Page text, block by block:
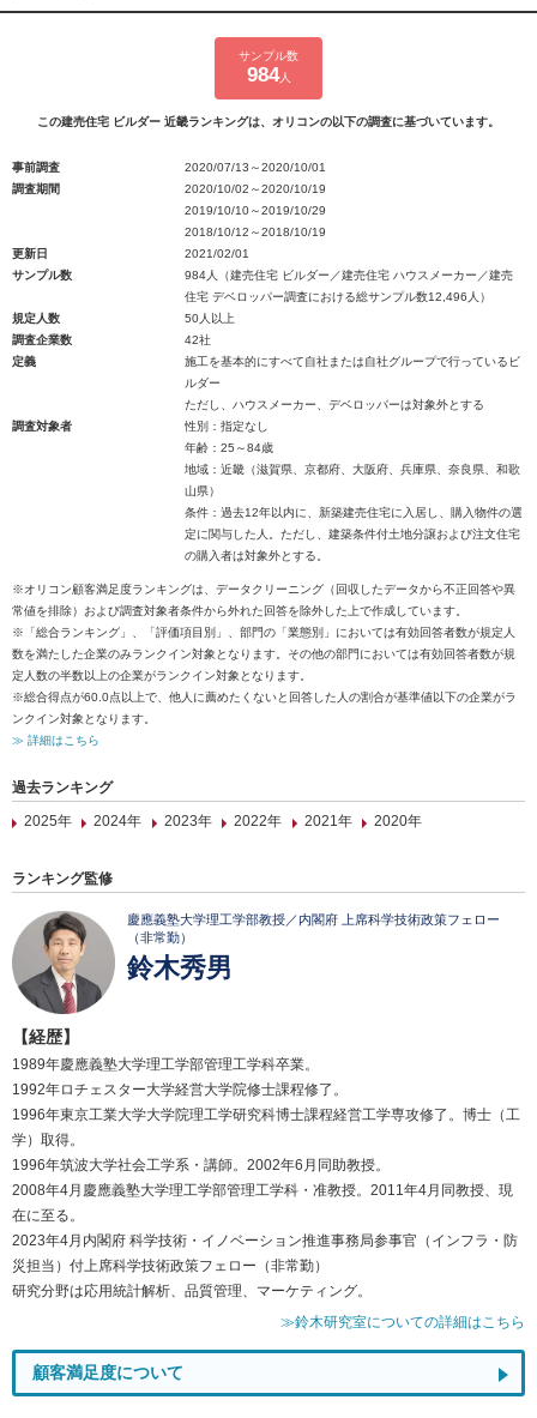
サンプル数
984人
この建売住宅 ビルダー 近畿ランキングは、オリコンの以下の調査に基づいています。
事前調査
2020/07/13～2020/10/01
調査期間
2020/10/02～2020/10/19
2019/10/10～2019/10/29
2018/10/12～2018/10/19
更新日
2021/02/01
サンプル数
984人（建売住宅 ビルダー／建売住宅 ハウスメーカー／建売
住宅 デベロッパー調査における総サンプル数12,496人）
規定人数
50人以上
調査企業数
42社
定義
施工を基本的にすべて自社または自社グループで行っているビ
ルダー
ただし、ハウスメーカー、デベロッパーは対象外とする
調査対象者
性別：指定なし
年齢：25～84歳
地域：近畿（滋賀県、京都府、大阪府、兵庫県、奈良県、和歌
山県）
条件：過去12年以内に、新築建売住宅に入居し、購入物件の選
定に関与した人。ただし、建築条件付土地分譲および注文住宅
の購入者は対象外とする。
※オリコン顧客満足度ランキングは、データクリーニング（回収したデータから不正回答や異
常値を排除）および調査対象者条件から外れた回答を除外した上で作成しています。
※「総合ランキング」、「評価項目別」、部門の「業態別」においては有効回答者数が規定人
数を満たした企業のみランクイン対象となります。その他の部門においては有効回答者数が規
定人数の半数以上の企業がランクイン対象となります。
※総合得点が60.0点以上で、他人に薦めたくないと回答した人の割合が基準値以下の企業がラ
ンクイン対象となります。
≫ 詳細はこちら
過去ランキング
2025年
2024年 2023年 2022年 2021年 2020年
ランキング監修
慶應義塾大学理工学部教授／内閣府 上席科学技術政策フェロー
（非常勤）
鈴木秀男
【経歴】
1989年慶應義塾大学理工学部管理工学科卒業。
1992年ロチェスター大学経営大学院修士課程修了。
1996年東京工業大学大学院理工学研究科博士課程経営工学専攻修了。博士（工
学）取得。
1996年筑波大学社会工学系・講師。2002年6月同助教授。
2008年4月慶應義塾大学理工学部管理工学科・准教授。2011年4月同教授、現
在に至る。
2023年4月内閣府 科学技術・イノベーション推進事務局参事官（インフラ・防
災担当）付上席科学技術政策フェロー（非常勤）
研究分野は応用統計解析、品質管理、マーケティング。
≫鈴木研究室についての詳細はこちら
顧客満足度について